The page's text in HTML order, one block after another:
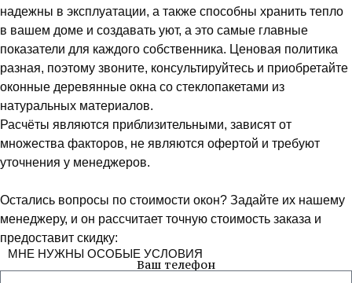
надежны в эксплуатации, а также способны хранить тепло
в вашем доме и создавать уют, а это самые главные
показатели для каждого собственника. Ценовая политика
разная, поэтому звоните, консультируйтесь и приобретайте
оконные деревянные окна со стеклопакетами из
натуральных материалов.
Расчёты являются приблизительными, зависят от
множества факторов, не являются офертой и требуют
уточнения у менеджеров.
Остались вопросы по стоимости окон? Задайте их нашему
менеджеру, и он рассчитает точную стоимость заказа и
предоставит скидку:
МНЕ НУЖНЫ ОСОБЫЕ УСЛОВИЯ
Ваш телефон